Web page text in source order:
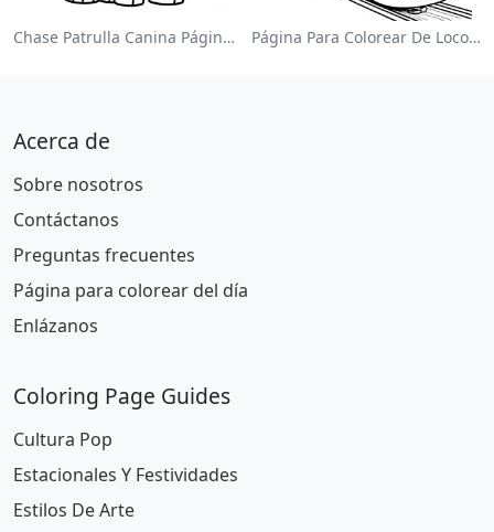
Chase Patrulla Canina Página Para Colorear Página Para Colorear De Locomotora Colorida
Acerca de
Sobre nosotros
Contáctanos
Preguntas frecuentes
Página para colorear del día
Enlázanos
Coloring Page Guides
Cultura Pop
Estacionales Y Festividades
Estilos De Arte